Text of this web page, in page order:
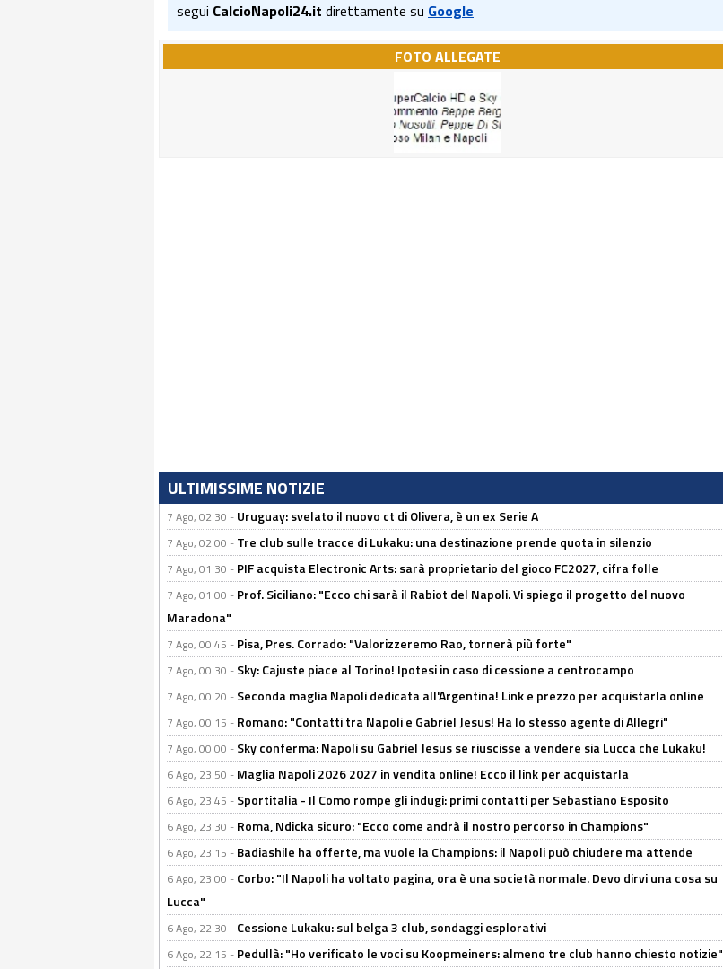
segui CalcioNapoli24.it direttamente su Google
FOTO ALLEGATE
ULTIMISSIME NOTIZIE
7 Ago, 02:30 - Uruguay: svelato il nuovo ct di Olivera, è un ex Serie A
7 Ago, 02:00 - Tre club sulle tracce di Lukaku: una destinazione prende quota in silenzio
7 Ago, 01:30 - PIF acquista Electronic Arts: sarà proprietario del gioco FC2027, cifra folle
7 Ago, 01:00 - Prof. Siciliano: "Ecco chi sarà il Rabiot del Napoli. Vi spiego il progetto del nuovo
Maradona"
7 Ago, 00:45 - Pisa, Pres. Corrado: "Valorizzeremo Rao, tornerà più forte"
7 Ago, 00:30 - Sky: Cajuste piace al Torino! Ipotesi in caso di cessione a centrocampo
7 Ago, 00:20 - Seconda maglia Napoli dedicata all'Argentina! Link e prezzo per acquistarla online
7 Ago, 00:15 - Romano: "Contatti tra Napoli e Gabriel Jesus! Ha lo stesso agente di Allegri"
7 Ago, 00:00 - Sky conferma: Napoli su Gabriel Jesus se riuscisse a vendere sia Lucca che Lukaku!
6 Ago, 23:50 - Maglia Napoli 2026 2027 in vendita online! Ecco il link per acquistarla
6 Ago, 23:45 - Sportitalia - Il Como rompe gli indugi: primi contatti per Sebastiano Esposito
6 Ago, 23:30 - Roma, Ndicka sicuro: "Ecco come andrà il nostro percorso in Champions"
6 Ago, 23:15 - Badiashile ha offerte, ma vuole la Champions: il Napoli può chiudere ma attende
6 Ago, 23:00 - Corbo: "Il Napoli ha voltato pagina, ora è una società normale. Devo dirvi una cosa su
Lucca"
6 Ago, 22:30 - Cessione Lukaku: sul belga 3 club, sondaggi esplorativi
6 Ago, 22:15 - Pedullà: "Ho verificato le voci su Koopmeiners: almeno tre club hanno chiesto notizie"